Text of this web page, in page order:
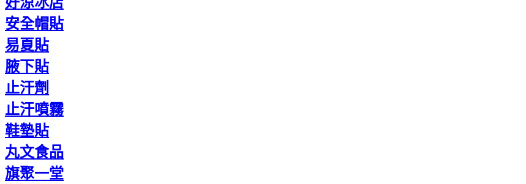
安全帽貼
易夏貼
腋下貼
止汗劑
止汗噴霧
鞋墊貼
丸文食品
旗聚一堂